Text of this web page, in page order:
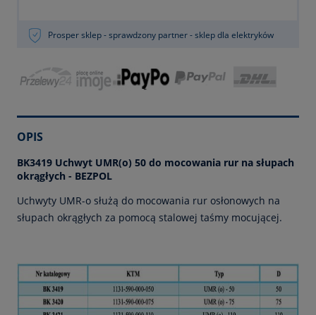
Prosper sklep - sprawdzony partner - sklep dla elektryków
OPIS
BK3419 Uchwyt UMR(o) 50 do mocowania rur na słupach
okrągłych - BEZPOL
Uchwyty UMR-o służą do mocowania rur osłonowych na
słupach okrągłych za pomocą stalowej taśmy mocującej.